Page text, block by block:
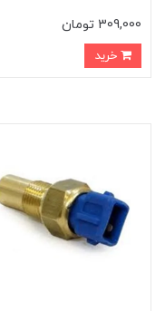
309,000 تومان